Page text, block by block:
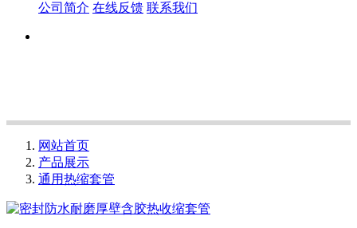
公司简介 在线反馈 联系我们
网站首页
产品展示
通用热缩套管